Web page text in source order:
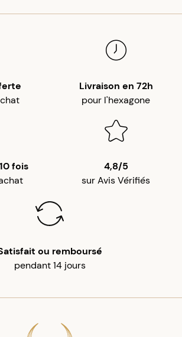
Livraison en 72h
pour l'hexagone
fois
4,8/5
sur Avis Vérifiés
ou remboursé
pendant 14 jours